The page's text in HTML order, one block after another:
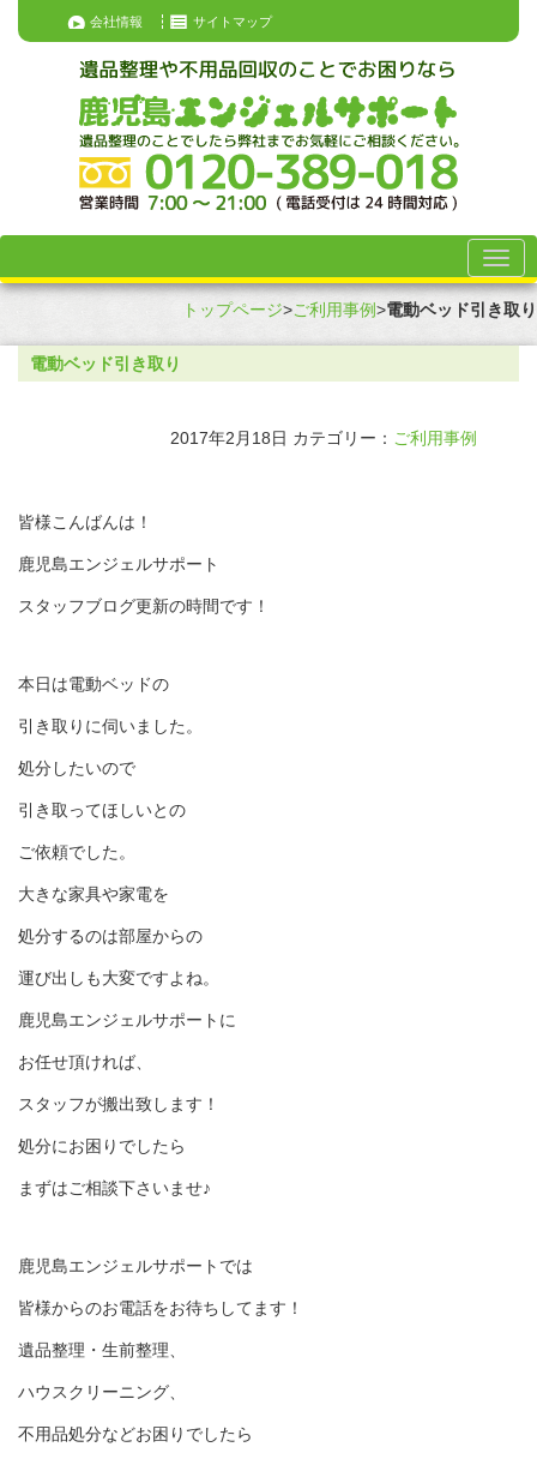
会社情報 サイトマップ
トップページ>ご利用事例>電動ベッド引き取り
電動ベッド引き取り
2017年2月18日 カテゴリー： ご利用事例
皆様こんばんは！
鹿児島エンジェルサポート
スタッフブログ更新の時間です！
本日は電動ベッドの
引き取りに伺いました。
処分したいので
引き取ってほしいとの
ご依頼でした。
大きな家具や家電を
処分するのは部屋からの
運び出しも大変ですよね。
鹿児島エンジェルサポートに
お任せ頂ければ、
スタッフが搬出致します！
処分にお困りでしたら
まずはご相談下さいませ♪
鹿児島エンジェルサポートでは
皆様からのお電話をお待ちしてます！
遺品整理・生前整理、
ハウスクリーニング、
不用品処分などお困りでしたら